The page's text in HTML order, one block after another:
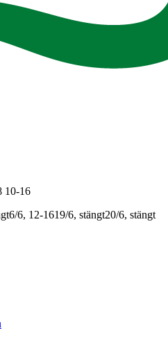
10-16
6/6, 12-1619/6, stängt20/6, stängt